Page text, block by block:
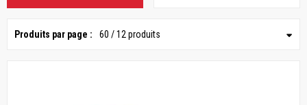
Produits par page : 60 / 12 produits